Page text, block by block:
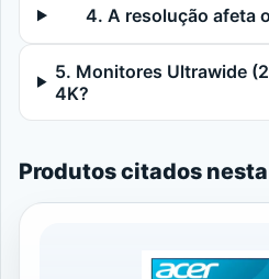
4. A resolução afeta
5. Monitores Ultrawide
4K?
Produtos citados